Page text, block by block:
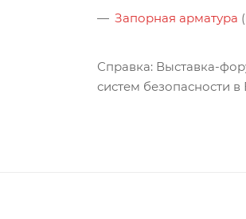
Запорная арматура
Справка: Выставка-
систем безопасности